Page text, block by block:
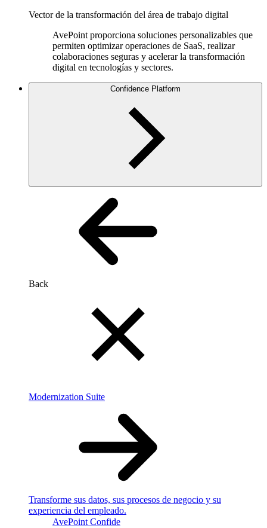
Vector de la transformación del área de trabajo digital
AvePoint proporciona soluciones personalizables que
permiten optimizar operaciones de SaaS, realizar
colaboraciones seguras y acelerar la transformación
digital en tecnologías y sectores.
Confidence Platform
Back
Modernization Suite
Transforme sus datos, sus procesos de negocio y su
experiencia del empleado.
AvePoint Confide